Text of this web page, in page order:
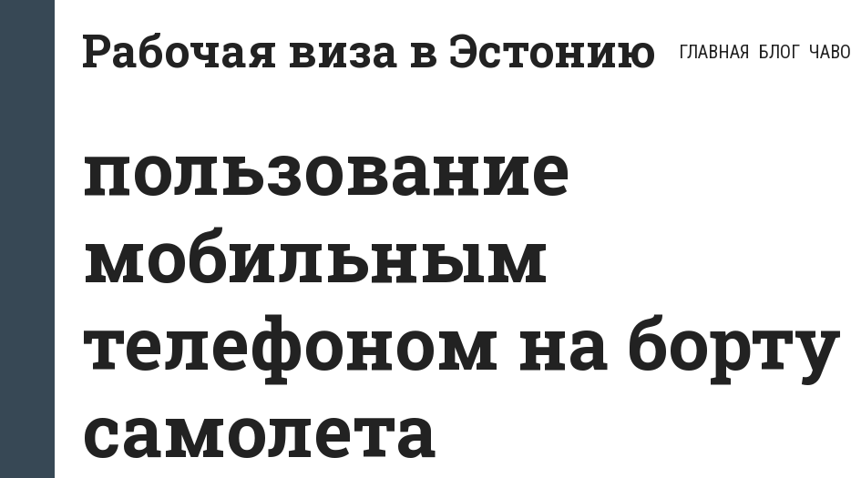
содержимому
Рабочая виза в Эстонию ГЛАВНАЯ БЛОГ ЧАВО
пользование
мобильным
телефоном на борту
самолета